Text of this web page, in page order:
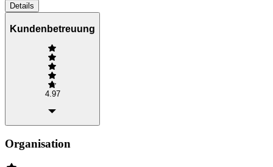
Details
Kundenbetreuung
4.97
Organisation